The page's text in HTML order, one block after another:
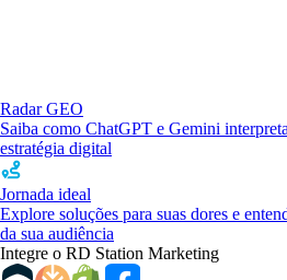
Radar GEO
Saiba como ChatGPT e Gemini
estratégia digital
Jornada ideal
Explore soluções para suas dores e
da sua audiência
Integre o RD Station Marketing